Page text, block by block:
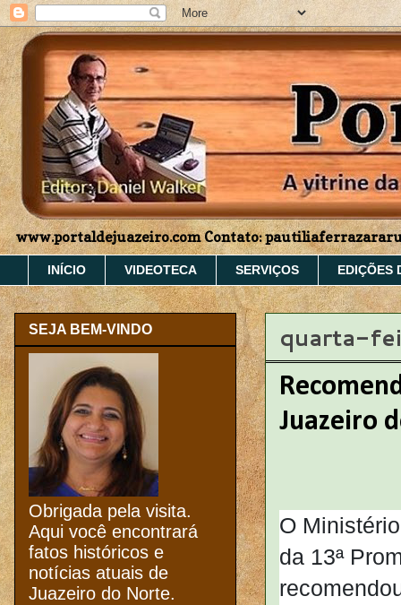
www.portaldejuazeiro.com Contato:
INÍCIO VIDEOTECA SERVIÇOS EDIÇÕES
quarta-
Juazeiro
O
da 13ª
SEJA BEM-VINDO
Obrigada pela visita.
Aqui você encontrará
fatos históricos e
notícias atuais de
Juazeiro do Norte.